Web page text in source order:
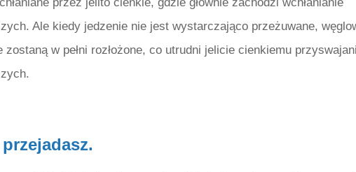
Ale kiedy jedzenie nie jest wystarczająco przeżuwane,
zostaną w pełni rozłożone, co utrudni jelicie cienkiemu